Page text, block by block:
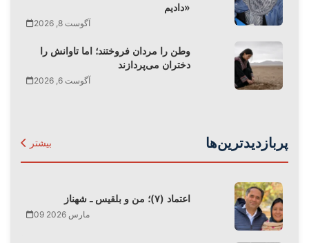
دادیم»
آگوست 8, 2026
وطن را مردان فروختند؛ اما تاوانش را
دختران می‌پردازند
آگوست 6, 2026
پربازدیدترین‌ها بیشتر
اعتماد (۷)؛ من و بلقیس ـ شهناز
09 مارس 2026